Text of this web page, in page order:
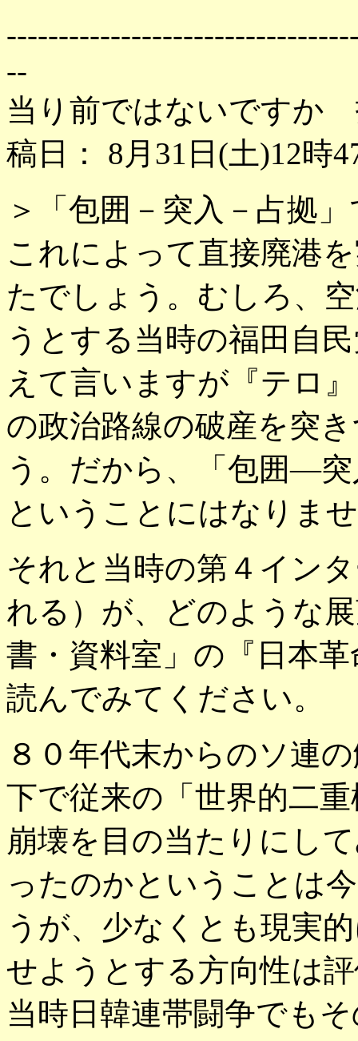
--
当り前ではないです
稿日： 8月31日(土)12時
＞「包囲－突入－占拠
これによって直接廃港
たでしょう。むしろ、
うとする当時の福田自
えて言いますが『テロ
の政治路線の破産を突
う。だから、「包囲―
ということにはなりま
それと当時の第４イン
れる）が、どのような
書・資料室」の『日本
読んでみてください。
８０年代末からのソ連
下で従来の「世界的二
崩壊を目の当たりにし
ったのかということは
うが、少なくとも現実
せようとする方向性は
当時日韓連帯闘争でも